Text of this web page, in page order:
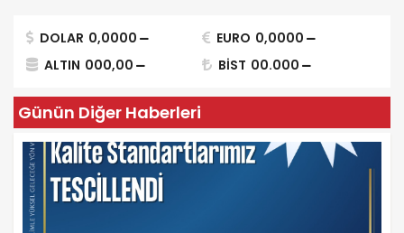
DOLAR 0,0000 EURO 0,0000
ALTIN 000,00 BİST 00.000
Günün Diğer Haberleri